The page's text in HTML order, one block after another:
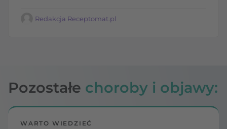
Redakcja Receptomat.pl
Pozostałe choroby i objawy:
WARTO WIEDZIEĆ